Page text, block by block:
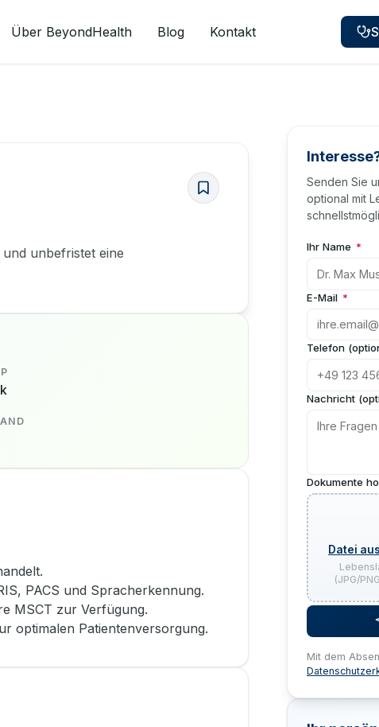
Über BeyondHealth Blog Kontakt
unbefristet eine
PACS und Spracherkennung.
MSCT zur Verfügung.
optimalen Patientenversorgung.
Senden Sie
optional mit
Ihr Name *
E-Mail *
Telefon
Nachricht
Dokumente
Datei
(JPG/
Mit dem